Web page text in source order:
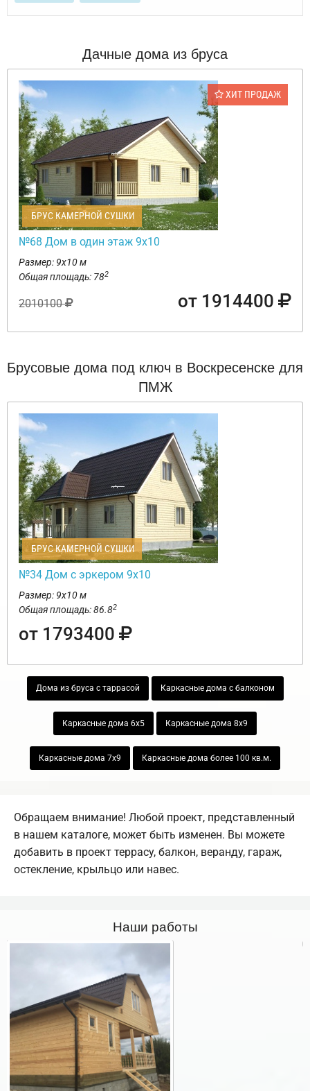
Дачные дома из бруса
ХИТ ПРОДАЖ
БРУС КАМЕРНОЙ СУШКИ
№68 Дом в один этаж 9х10
Размер: 9х10 м
Общая площадь: 782
2010100 от 1914400
Брусовые дома под ключ в Воскресенске для
ПМЖ
БРУС КАМЕРНОЙ СУШКИ
№34 Дом с эркером 9х10
Размер: 9х10 м
Общая площадь: 86.82
от 1793400
Дома из бруса с таррасой Каркасные дома с балконом
Каркасные дома 6х5 Каркасные дома 8х9
Каркасные дома 7х9 Каркасные дома более 100 кв.м.
Обращаем внимание! Любой проект, представленный
в нашем каталоге, может быть изменен. Вы можете
добавить в проект террасу, балкон, веранду, гараж,
остекление, крыльцо или навес.
Наши работы